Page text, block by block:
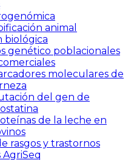
animal
biológica
genético poblacionales
moleculares de
del gen de
de la leche en
rasgos y trastornos
AgriSeq